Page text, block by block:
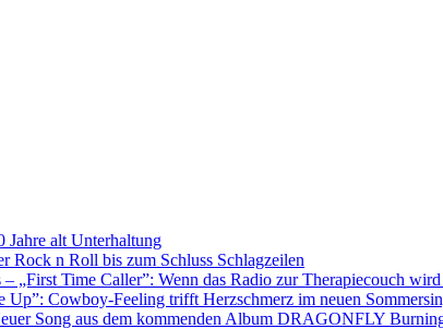
Jahre alt Unterhaltung
Rock n Roll bis zum Schluss Schlagzeilen
„First Time Caller”: Wenn das Radio zur Therapiecouch wird
Up”: Cowboy-Feeling trifft Herzschmerz im neuen
Song aus dem kommenden Album DRAGONFLY